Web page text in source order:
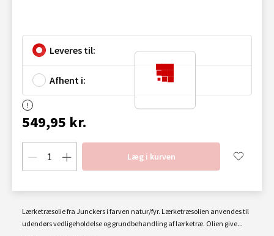
Leveres til:
Afhent i:
549,95 kr.
Læg i kurven
Lærketræsolie fra Junckers i farven natur/fyr. Lærketræsolien anvendes til
udendørs vedligeholdelse og grundbehandling af lærketræ. Olien give...